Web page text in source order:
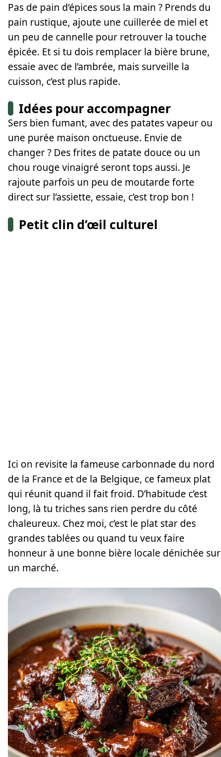
Pas de pain d’épices sous la main ? Prends du
pain rustique, ajoute une cuillerée de miel et
un peu de cannelle pour retrouver la touche
épicée. Et si tu dois remplacer la bière brune,
essaie avec de l’ambrée, mais surveille la
cuisson, c’est plus rapide.
Idées pour accompagner
Sers bien fumant, avec des patates vapeur ou
une purée maison onctueuse. Envie de
changer ? Des frites de patate douce ou un
chou rouge vinaigré seront tops aussi. Je
rajoute parfois un peu de moutarde forte
direct sur l’assiette, essaie, c’est trop bon !
Petit clin d’œil culturel
Ici on revisite la fameuse carbonnade du nord
de la France et de la Belgique, ce fameux plat
qui réunit quand il fait froid. D’habitude c’est
long, là tu triches sans rien perdre du côté
chaleureux. Chez moi, c’est le plat star des
grandes tablées ou quand tu veux faire
honneur à une bonne bière locale dénichée sur
un marché.